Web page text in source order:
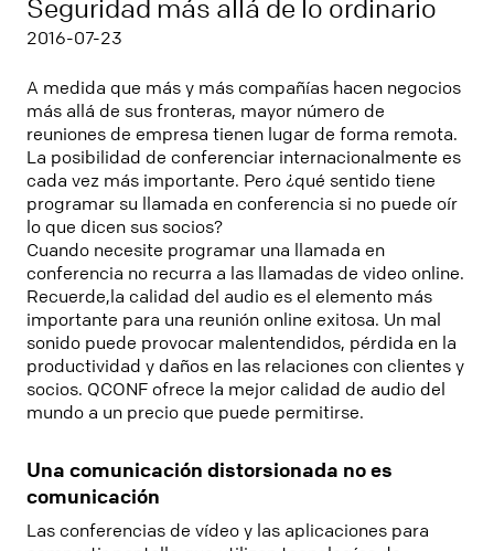
Seguridad más allá de lo ordinario
2016-07-23
A medida que más y más compañías hacen negocios
más allá de sus fronteras, mayor número de
reuniones de empresa tienen lugar de forma remota.
La posibilidad de conferenciar internacionalmente es
cada vez más importante. Pe­ro ¿qué sentido tiene
programar su llamada en conferencia si no puede oír
lo que dicen sus socios?
Cuando necesite programar una llamada en
conferencia no recurra a las llamadas de video online.
Recuerde,la calidad del audio es el elemento más
importante para una reunión online exitosa. Un mal
sonido puede provocar malentendidos, pérdida en la
productividad y daños en las relaciones con clientes y
socios. QCONF ofrece la mejor calidad de audio del
mundo a un precio que puede permitirse.
Una comunicación distorsionada no es
comunicación
Las conferencias de vídeo y las aplicaciones para